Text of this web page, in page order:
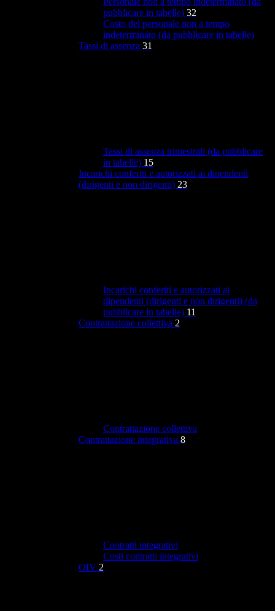
pubblicare in tabelle) 32
Costo del personale non a tempo
indeterminato (da pubblicare in tabelle)
Tassi di assenza 31
Tassi di assenza trimestrali (da pubblicare
in tabelle) 15
Incarichi conferiti e autorizzati ai dipendenti
(dirigenti e non dirigenti) 23
Incarichi conferiti e autorizzati ai
dipendenti (dirigenti e non dirigenti) (da
pubblicare in tabelle) 11
Contrattazione collettiva 2
Contrattazione collettiva
Contrattazione integrativa 8
Contratti integrativi
Costi contratti integrativi
OIV 2